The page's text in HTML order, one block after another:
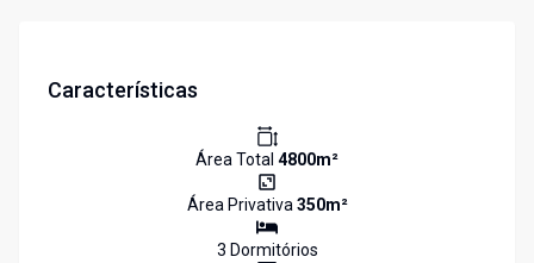
Características
Área Total 4800m²
Área Privativa350m²
3 Dormitórios